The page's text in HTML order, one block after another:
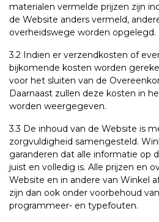
materialen vermelde prijzen zijn
de Website anders vermeld,
overheidswege worden opgelegd.
3.2 Indien er verzendkosten of
bijkomende kosten worden
voor het sluiten van de
Daarnaast zullen deze kosten in
worden weergegeven.
3.3 De inhoud van de Website is
zorgvuldigheid samengesteld.
garanderen dat alle informatie op
juist en volledig is. Alle prijzen en
Website en in andere van Winkel
zijn dan ook onder voorbehoud
programmeer- en typefouten.